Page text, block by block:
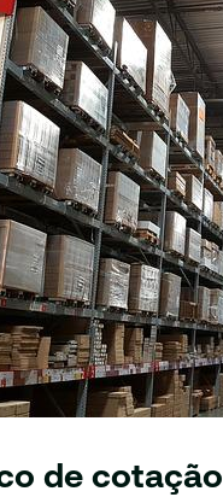
de cotação